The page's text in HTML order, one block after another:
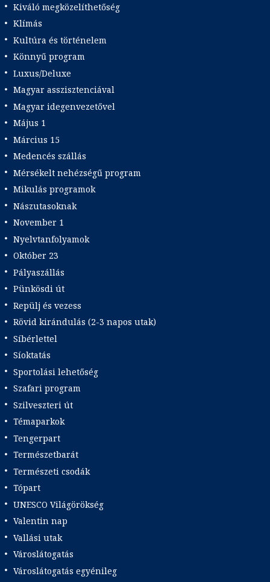
Kiváló megközelíthetőség
Klímás
Kultúra és történelem
Könnyű program
Luxus/Deluxe
Magyar asszisztenciával
Magyar idegenvezetővel
Május 1
Március 15
Medencés szállás
Mérsékelt nehézségű program
Mikulás programok
Nászutasoknak
November 1
Nyelvtanfolyamok
Október 23
Pályaszállás
Pünkösdi út
Repülj és vezess
Rövid kirándulás (2-3 napos utak)
Síbérlettel
Síoktatás
Sportolási lehetőség
Szafari program
Szilveszteri út
Témaparkok
Tengerpart
Természetbarát
Természeti csodák
Tópart
UNESCO Világörökség
Valentin nap
Vallási utak
Városlátogatás
Városlátogatás egyénileg